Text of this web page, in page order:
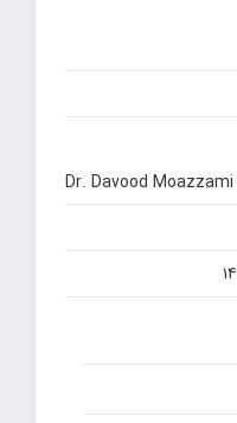
Dr. Davood Moazzami